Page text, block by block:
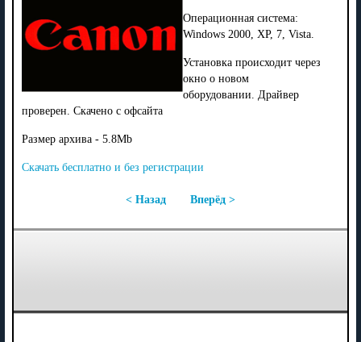
Операционная система:
Windows 2000, XP, 7, Vista.
Установка происходит через
окно о новом
оборудовании. Драйвер
проверен. Скачено с офсайта
Размер архива - 5.8Mb
Скачать бесплатно и без регистрации
< Назад Вперёд >